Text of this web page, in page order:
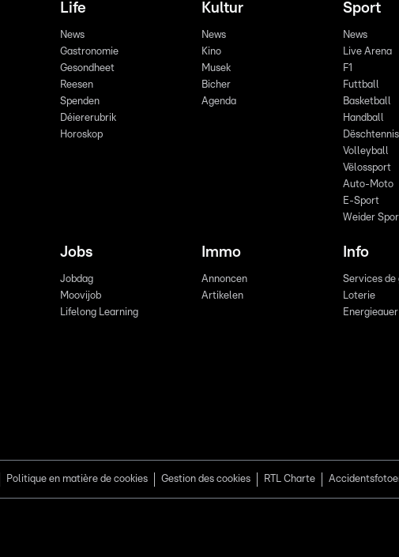
Life
News
Gastronomie
Gesondheet
Reesen
Spenden
Déiererubrik
Horoskop
Kultur
News
Kino
Musek
Bicher
Agenda
Sport
News
Live Arena
F1
Futtball
Basketball
Handball
Dëschtennis
Volleyball
Vëlossport
Auto-Moto
E-Sport
Weider
Jobs
Jobdag
Moovijob
Lifelong Learning
Immo
Annoncen
Artikelen
Info
Services de
Loterie
Energieauer
Politique en matière de cookies Gestion des cookies RTL Charte